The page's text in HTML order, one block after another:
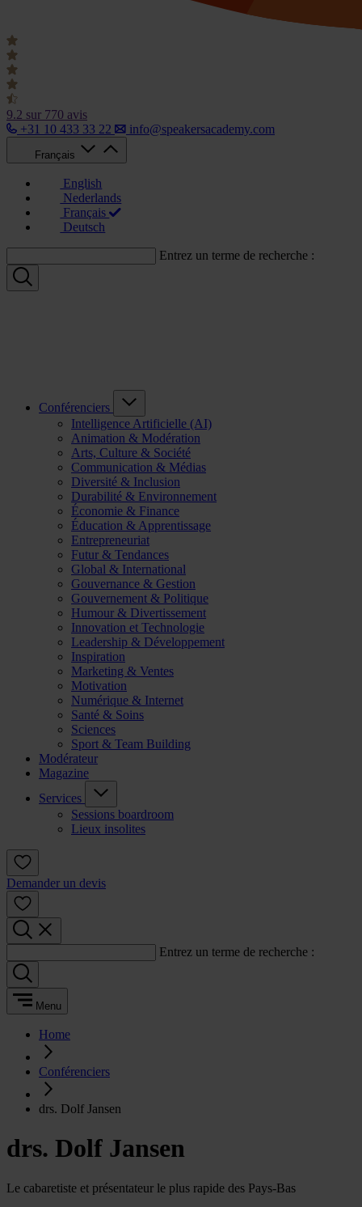
9.2 sur 770 avis
+31 10 433 33 22
info@speakersacademy.com
Français
English
Nederlands
Français
Deutsch
Entrez un terme de recherche :
Conférenciers
Intelligence Artificielle (AI)
Animation & Modération
Arts, Culture & Société
Communication & Médias
Diversité & Inclusion
Durabilité & Environnement
Économie & Finance
Éducation & Apprentissage
Entrepreneuriat
Futur & Tendances
Global & International
Gouvernance & Gestion
Gouvernement & Politique
Humour & Divertissement
Innovation et Technologie
Leadership & Développement
Inspiration
Marketing & Ventes
Motivation
Numérique & Internet
Santé & Soins
Sciences
Sport & Team Building
Modérateur
Magazine
Services
Sessions boardroom
Lieux insolites
Demander un devis
Entrez un terme de recherche :
Menu
Home
Conférenciers
drs. Dolf Jansen
drs. Dolf Jansen
Le cabaretiste et présentateur le plus rapide des Pays-Bas